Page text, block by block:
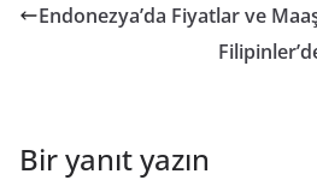
Endonezya’da Fiyatlar ve
Bir yanıt yazın